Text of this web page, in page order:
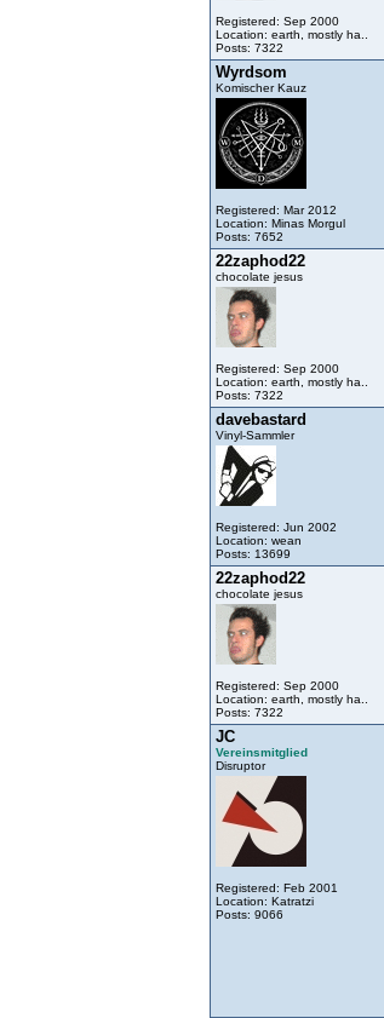
Registered: Sep 2000
Location: earth, mostly ha..
Posts: 7322
Wyrdsom
Komischer Kauz
Registered: Mar 2012
Location: Minas Morgul
Posts: 7652
22zaphod22
chocolate jesus
Registered: Sep 2000
Location: earth, mostly ha..
Posts: 7322
davebastard
Vinyl-Sammler
Registered: Jun 2002
Location: wean
Posts: 13699
22zaphod22
chocolate jesus
Registered: Sep 2000
Location: earth, mostly ha..
Posts: 7322
JC
Vereinsmitglied
Disruptor
Registered: Feb 2001
Location: Katratzi
Posts: 9066